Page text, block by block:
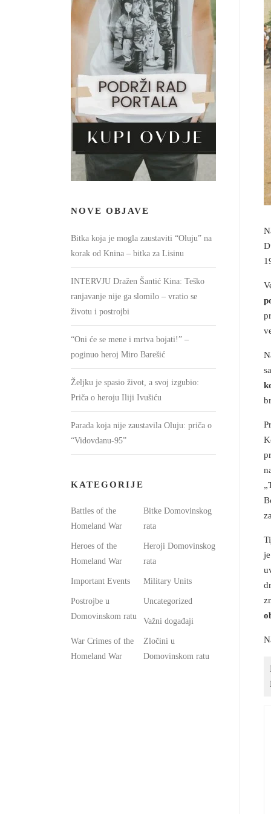
NOVE OBJAVE
Bitka koja je mogla zaustaviti “Oluju” na
korak od Knina – bitka za Lisinu
INTERVJU Dražen Šantić Kina: Teško
ranjavanje nije ga slomilo – vratio se
životu i postrojbi
“Oni će se mene i mrtva bojati!” –
poginuo heroj Miro Barešić
Željku je spasio život, a svoj izgubio:
Priča o heroju Iliji Ivušiću
Parada koja nije zaustavila Oluju: priča o
“Vidovdanu-95”
KATEGORIJE
Battles of the
Homeland War
Bitke Domovinskog
rata
Heroes of the
Homeland War
Heroji Domovinskog
rata
Important Events Military Units
Postrojbe u
Domovinskom ratu
Uncategorized
Važni događaji
War Crimes of the
Homeland War
Zločini u
Domovinskom ratu